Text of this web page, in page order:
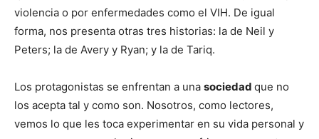
violencia o por enfermedades como el VIH. De igual
forma, nos presenta otras tres historias: la de Neil y
Peters; la de Avery y Ryan; y la de Tariq.
Los protagonistas se enfrentan a una sociedad que no
los acepta tal y como son. Nosotros, como lectores,
vemos lo que les toca experimentar en su vida personal y